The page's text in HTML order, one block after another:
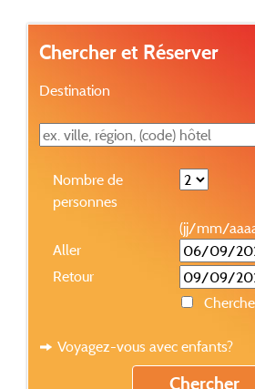
Chercher et Réserver
Destination
Nombre de
personnes
(jj/mm/
Aller
Retour
Voyagez-vous avec enfants?